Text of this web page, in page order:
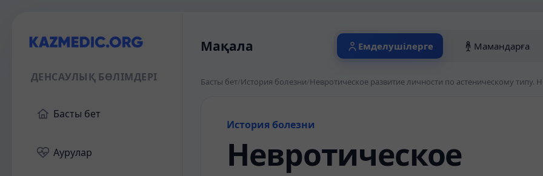
ДЕНСАУЛЫҚ БӨЛІМДЕРІ
Басты бет
Аурулар
Мақала Емделушілерге Мамандарға
Басты бет/История болезни/
История болезни
Невротическое